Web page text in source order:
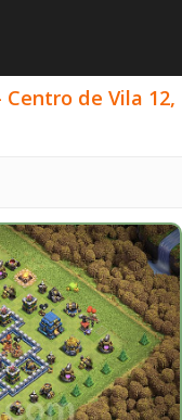
de Vila 12,